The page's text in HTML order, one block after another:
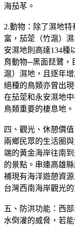
海茄苳。
2.動物：除了濕地
富，茄萣（竹滬）
安濕地則高達134種
育動物─黑面琵鷺，
滬）濕地，且逐年
絕種的鳥類亦曾出
在茄萣和永安濕地
鳥類重要的棲息地。
四、觀光、休憩價
兩鄉民眾的生活圈
端的黃金海岸往南
的景點。串連高雄
補現有海洋遊憩資
台灣西南海岸觀光的
五、防洪功能：西
水倒灌的威脅，若